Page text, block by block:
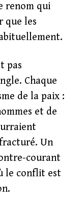
renom qui
que les
pas
Chaque
de la paix :
et de
Un
courant
le conflit est